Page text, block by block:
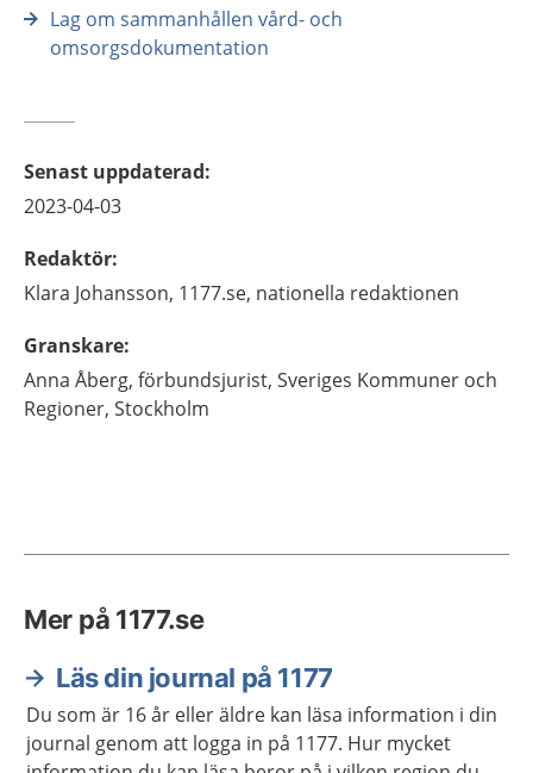
Lag om sammanhållen vård- och
omsorgsdokumentation
Senast uppdaterad:
2023-04-03
Redaktör:
Klara Johansson, 1177.se, nationella redaktionen
Granskare:
Anna Åberg, förbundsjurist, Sveriges Kommuner och
Regioner, Stockholm
Mer på 1177.se
Läs din journal på 1177
Du som är 16 år eller äldre kan läsa information i din
journal genom att logga in på 1177. Hur mycket